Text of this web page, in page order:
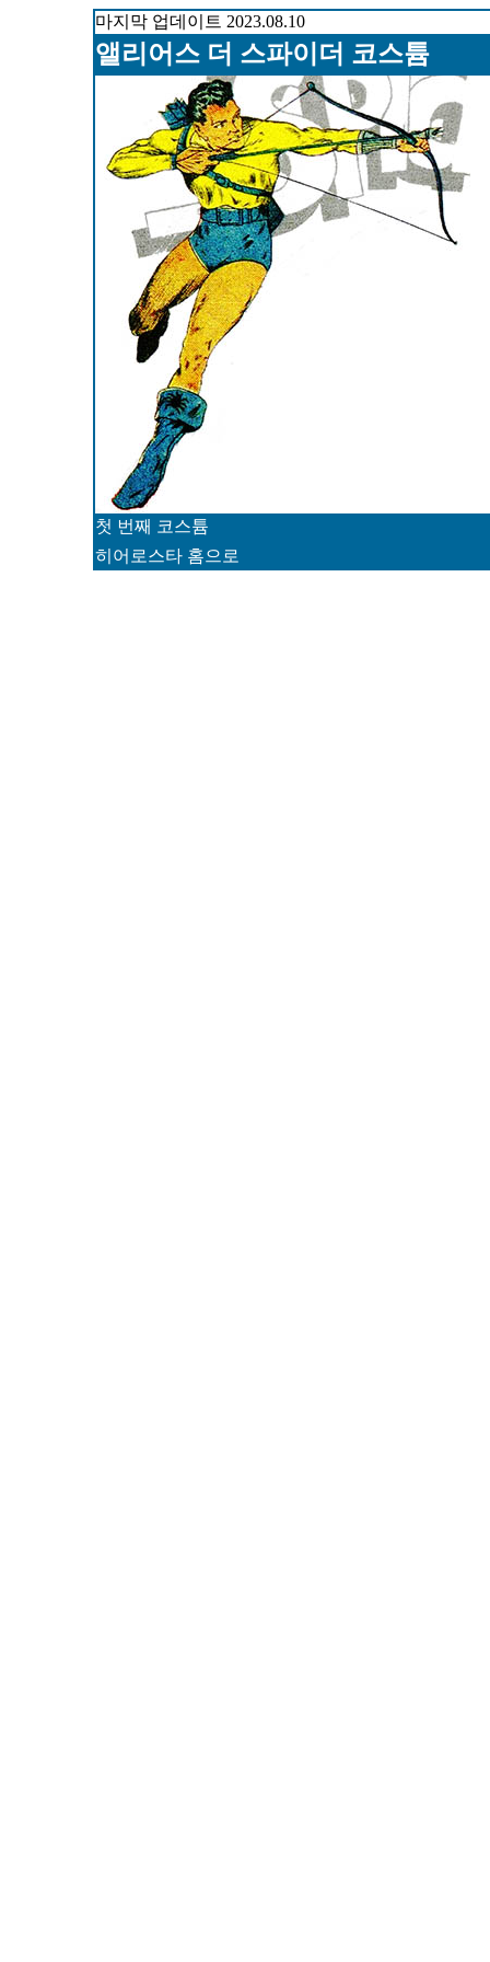
마지막 업데이트 2023.08.10
앨리어스 더 스파이더 코스튬
첫 번째 코스튬
히어로스타 홈으로